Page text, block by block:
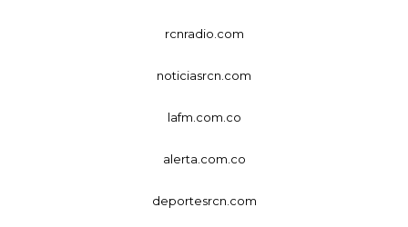
rcnradio.com
noticiasrcn.com
lafm.com.co
alerta.com.co
deportesrcn.com